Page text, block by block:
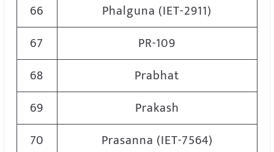
66
Phalguna (IET-2911)
67
PR-109
68
Prabhat
69
Prakash
70
Prasanna (IET-7564)